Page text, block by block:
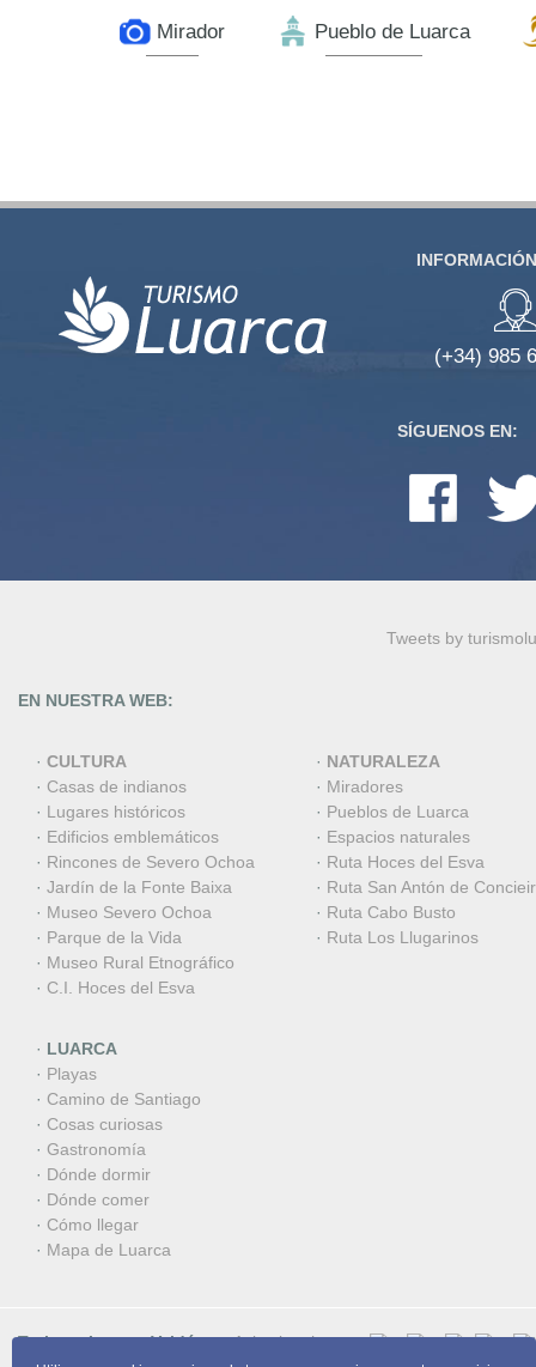
Mirador Pueblo de Luarca
(+34) 985
SÍGUENOS EN:
Tweets by
EN NUESTRA WEB:
· CULTURA
· Casas de indianos
· Lugares históricos
· Edificios emblemáticos
· Rincones de Severo Ochoa
· Jardín de la Fonte Baixa
· Museo Severo Ochoa
· Parque de la Vida
· Museo Rural Etnográfico
· C.I. Hoces del Esva
· NATURALEZA
· Miradores
· Pueblos de Luarca
· Espacios naturales
· Ruta Hoces del Esva
· Ruta San Antón de
· Ruta Cabo Busto
· Ruta Los Llugarinos
· LUARCA
· Playas
· Camino de Santiago
· Cosas curiosas
· Gastronomía
· Dónde dormir
· Dónde comer
· Cómo llegar
· Mapa de Luarca
Turismo Luarca-Valdés
G33538679
Aviso legal
Privacidad